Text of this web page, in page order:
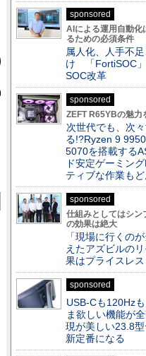
sponsored
AIによる運用自動化
るための必須条件
属人化、人手不
け 「FortiSOC
SOC改革
sponsored
ZEFT R65YBの魅力
次世代でも、次
る!?Ryzen 9
5070を搭載する
ド安定ゲーミン
ティブな作業も
sponsored
仕組みとしてはシン
の効果は絶大
「現場に行くの
えたアズビルの
果はプライスレス
sponsored
USB-Cも120Hz
ま欲しい機能が
現が美しい23.8
新定番になる